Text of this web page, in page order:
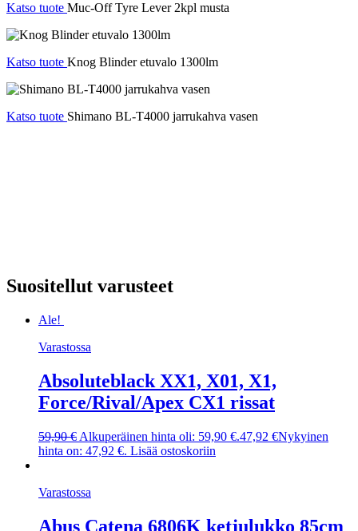
Katso tuote Muc-Off Tyre Lever 2kpl musta
Katso tuote Knog Blinder etuvalo 1300lm
Katso tuote Shimano BL-T4000 jarrukahva vasen
Suositellut varusteet
Ale!
Varastossa
Absoluteblack XX1, X01, X1,
Force/Rival/Apex CX1 rissat
59,90€ Alkuperäinen hinta oli: 59,90 €.47,92 €Nykyinen
hinta on: 47,92 €. Lisää ostoskoriin
Varastossa
Abus Catena 6806K ketjulukko 85cm